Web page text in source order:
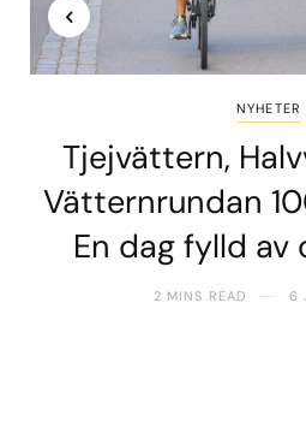
NYHETER
Tjejvättern,
Vätternrundan
En dag fylld av
2 MINS READ 6